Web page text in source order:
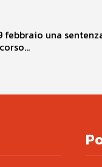
febbraio una